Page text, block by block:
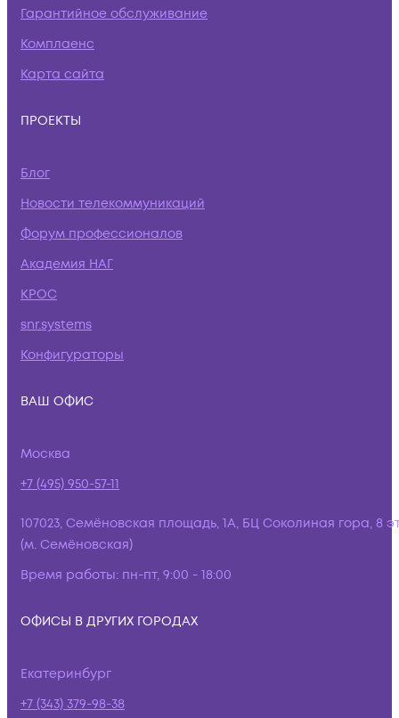
Гарантийное обслуживание
Комплаенс
Карта сайта
ПРОЕКТЫ
Блог
Новости телекоммуникаций
Форум профессионалов
Академия НАГ
КРОС
snr.systems
Конфигураторы
ВАШ ОФИС
Москва
+7 (495) 950-57-11
107023, Семёновская площадь, 1А, БЦ Соколиная гора, 8
(м. Семёновская)
Время работы: пн-пт, 9:00 - 18:00
ОФИСЫ В ДРУГИХ ГОРОДАХ
Екатеринбург
+7 (343) 379-98-38